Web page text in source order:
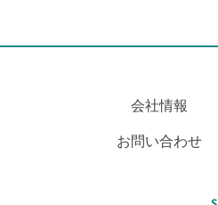
会社情報
お問い合わせ